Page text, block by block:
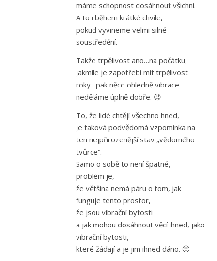
máme schopnost dosáhnout všichni.
A to i během krátké chvíle,
pokud vyvineme velmi silné
soustředění.
Takže trpělivost ano…na počátku,
jakmile je zapotřebí mít trpělivost
roky…pak něco ohledně vibrace
neděláme úplně dobře. 😉
To, že lidé chtějí všechno hned,
je taková podvědomá vzpomínka na
ten nejpřirozenější stav „vědomého
tvůrce“.
Samo o sobě to není špatné,
problém je,
že většina nemá páru o tom, jak
funguje tento prostor,
že jsou vibrační bytosti
a jak mohou dosáhnout věcí ihned, jako
vibrační bytosti,
které žádají a je jim ihned dáno. 🙂